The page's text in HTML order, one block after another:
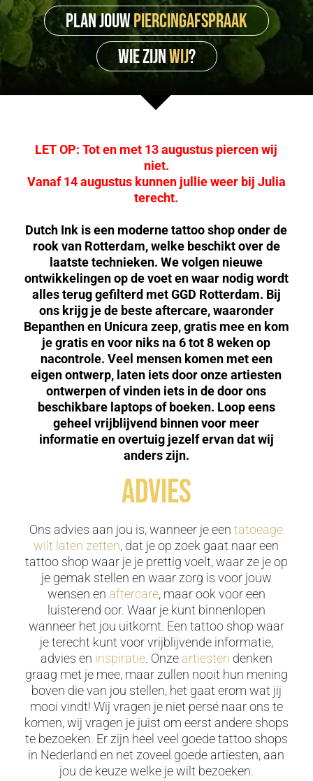
PLAN JOUWPIERCINGAFSPRAAK
WIE ZIJNWIJ?
LET OP: Tot en met 13 augustus piercen wij
niet.
Vanaf 14 augustus kunnen jullie weer bij Julia
terecht.
Dutch Ink is een moderne tattoo shop onder de
rook van Rotterdam, welke beschikt over de
laatste technieken. We volgen nieuwe
ontwikkelingen op de voet en waar nodig wordt
alles terug gefilterd met GGD Rotterdam. Bij
ons krijg je de beste aftercare, waaronder
Bepanthen en Unicura zeep, gratis mee en kom
je gratis en voor niks na 6 tot 8 weken op
nacontrole. Veel mensen komen met een
eigen ontwerp, laten iets door onze artiesten
ontwerpen of vinden iets in de door ons
beschikbare laptops of boeken. Loop eens
geheel vrijblijvend binnen voor meer
informatie en overtuig jezelf ervan dat wij
anders zijn.
Advies
Ons advies aan jou is, wanneer je eentatoeage
wilt laten zetten, dat je op zoek gaat naar een
tattoo shop waar je je prettig voelt, waar ze je op
je gemak stellen en waar zorg is voor jouw
wensen en aftercare, maar ook voor een
luisterend oor. Waar je kunt binnenlopen
wanneer het jou uitkomt. Een tattoo shop waar
je terecht kunt voor vrijblijvende informatie,
advies en inspiratie. Onze artiesten denken
graag met je mee, maar zullen nooit hun mening
boven die van jou stellen, het gaat erom wat jij
mooi vindt! Wij vragen je niet persé naar ons te
komen, wij vragen je juist om eerst andere shops
te bezoeken. Er zijn heel veel goede tattoo shops
in Nederland en net zoveel goede artiesten, aan
jou de keuze welke je wilt bezoeken.